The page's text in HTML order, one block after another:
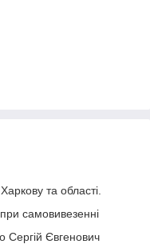
та області.
самовивезенні
Євгенович